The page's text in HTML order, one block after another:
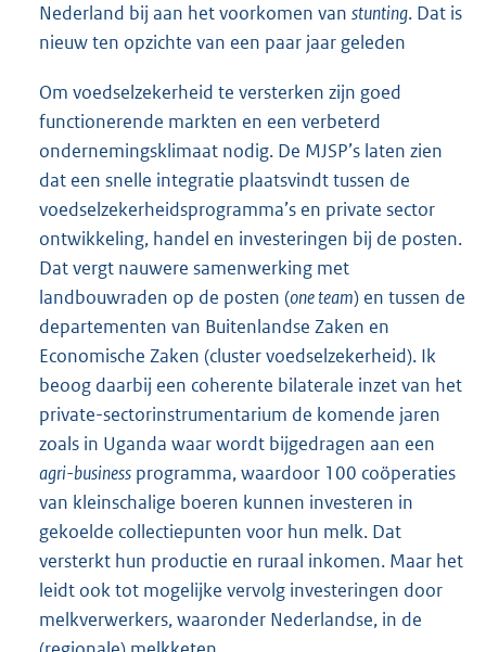
Nederland bij aan het voorkomen van stunting. Dat is
nieuw ten opzichte van een paar jaar geleden
Om voedselzekerheid te versterken zijn goed
functionerende markten en een verbeterd
ondernemingsklimaat nodig. De MJSP’s laten zien
dat een snelle integratie plaatsvindt tussen de
voedselzekerheidsprogramma’s en private sector
ontwikkeling, handel en investeringen bij de posten.
Dat vergt nauwere samenwerking met
landbouwraden op de posten (one team) en tussen de
departementen van Buitenlandse Zaken en
Economische Zaken (cluster voedselzekerheid). Ik
beoog daarbij een coherente bilaterale inzet van het
private-sectorinstrumentarium de komende jaren
zoals in Uganda waar wordt bijgedragen aan een
agri-business programma, waardoor 100 coöperaties
van kleinschalige boeren kunnen investeren in
gekoelde collectiepunten voor hun melk. Dat
versterkt hun productie en ruraal inkomen. Maar het
leidt ook tot mogelijke vervolg investeringen door
melkverwerkers, waaronder Nederlandse, in de